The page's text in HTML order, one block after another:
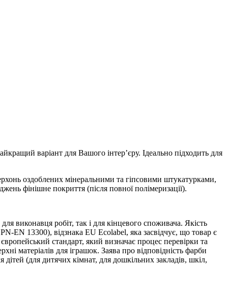
варіант для Вашого інтер’єру. Ідеально підходить для
оздоблених мінеральними та гіпсовими штукатурками,
фінішне покриття (після повної полімеризації).
виконавця робіт, так і для кінцевого споживача. Якість
EN 13300), відзнака EU Ecolabel, яка засвідчує, що товар є
стандарт, який визначає процес перевірки та
матеріалів для іграшок. Заява про відповідність фарби
(для дитячих кімнат, для дошкільних закладів, шкіл,